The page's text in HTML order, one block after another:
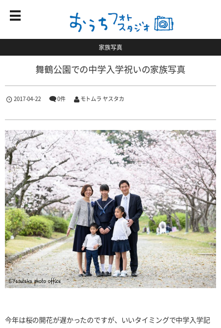
家族写真
舞鶴公園での中学入学祝いの家族写真
2017-04-22 0件 モトムラ ヤスタカ
今年は桜の開花が遅かったのですが、いいタイミングで中学入学記